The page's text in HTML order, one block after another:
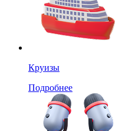
Круизы
Подробнее